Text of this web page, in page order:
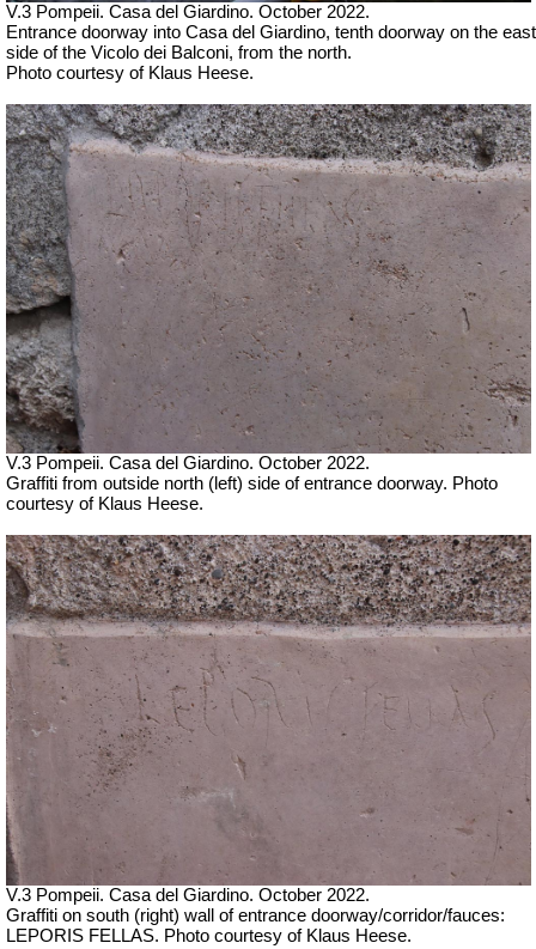
V.3 Pompeii. Casa del Giardino. October 2022.
Entrance doorway into Casa del Giardino, tenth doorway on the east
side of the Vicolo dei Balconi, from the north.
Photo courtesy of Klaus Heese.
V.3 Pompeii. Casa del Giardino. October 2022.
Graffiti from outside north (left) side of entrance doorway. Photo
courtesy of Klaus Heese.
V.3 Pompeii. Casa del Giardino. October 2022.
Graffiti on south (right) wall of entrance doorway/corridor/fauces:
LEPORIS FELLAS. Photo courtesy of Klaus Heese.